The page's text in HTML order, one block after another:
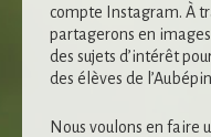
compte Instagram. À
partagerons en
des sujets d’intérêt
des élèves de
Nous voulons en faire